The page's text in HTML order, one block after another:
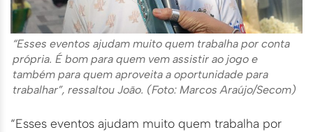
“Esses eventos ajudam muito quem trabalha por conta
própria. É bom para quem vem assistir ao jogo e
também para quem aproveita a oportunidade para
trabalhar”, ressaltou João. (Foto: Marcos Araújo/Secom)
“Esses eventos ajudam muito quem trabalha por